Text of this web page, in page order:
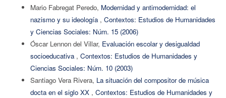
Mario Fabregat Peredo, Modernidad y antimodernidad: el
nazismo y su ideología , Contextos: Estudios de Humanidades
y Ciencias Sociales: Núm. 15 (2006)
Óscar Lennon del Villar, Evaluación escolar y desigualdad
socioeducativa , Contextos: Estudios de Humanidades y
Ciencias Sociales: Núm. 10 (2003)
Santiago Vera Rivera, La situación del compositor de música
docta en el siglo XX , Contextos: Estudios de Humanidades y